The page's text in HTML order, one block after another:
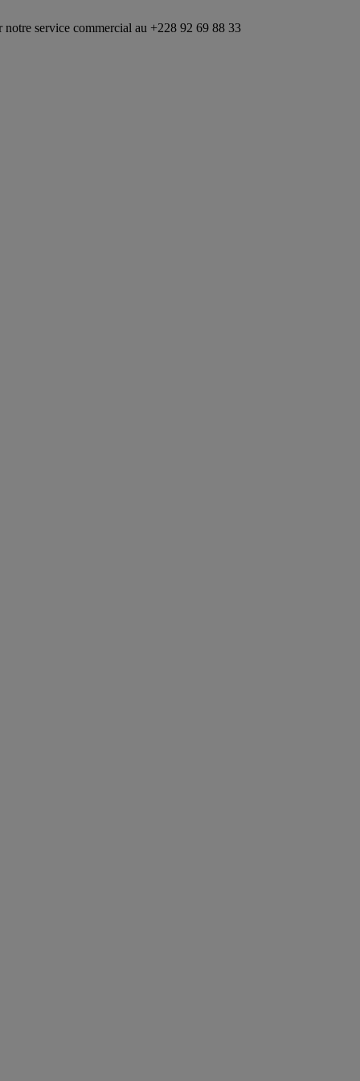
commercial au +228 92 69 88 33